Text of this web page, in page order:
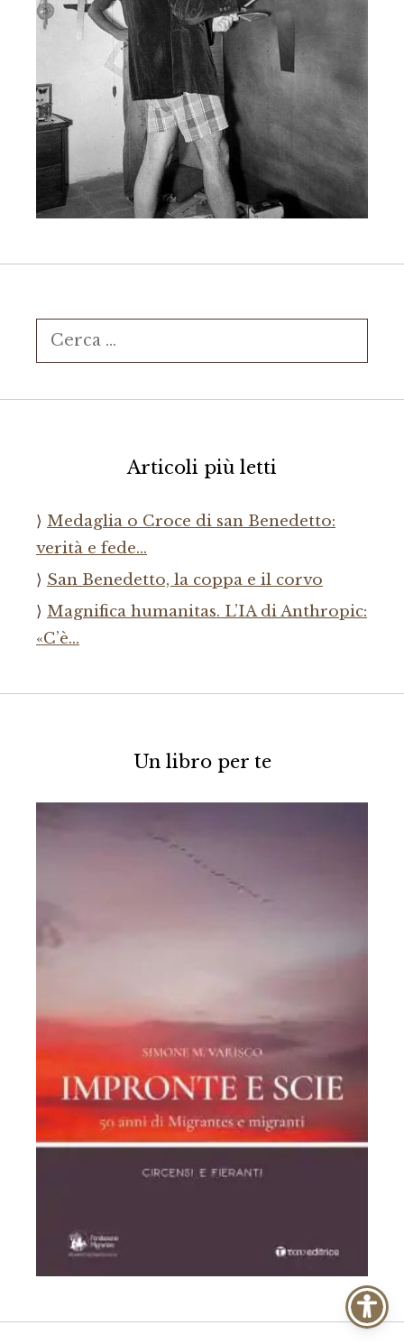
Ricerca
per:
Articoli più letti
Medaglia o Croce di san Benedetto:
verità e fede…
San Benedetto, la coppa e il corvo
Magnifica humanitas. L’IA di Anthropic:
«C’è…
Un libro per te